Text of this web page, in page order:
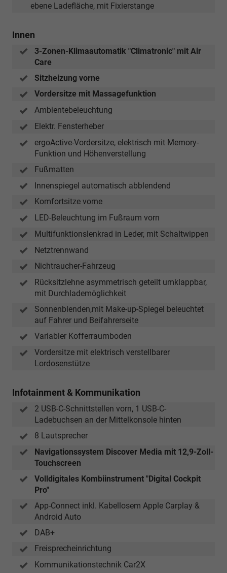
ebene Ladefläche, mit Fixierstange
Innen
3-Zonen-Klimaautomatik "Climatronic" mit Air
Care
Sitzheizung vorne
Vordersitze mit Massagefunktion
Ambientebeleuchtung
Elektr. Fensterheber
ergoActive-Vordersitze, elektrisch mit Memory-
Funktion und Höhenverstellung
Fußmatten
Innenspiegel automatisch abblendend
Komfortsitze vorne
LED-Beleuchtung im Fußraum vorn
Multifunktionslenkrad in Leder, mit Schaltwippen
Netztrennwand
Nichtraucher-Fahrzeug
Rücksitzlehne asymmetrisch geteilt umklappbar,
mit Durchlademöglichkeit
Sonnenblenden,mit Make-up-Spiegel beleuchtet
auf Fahrer und Beifahrerseite
Variabler Kofferraumboden
Vordersitze mit elektrisch verstellbarer
Lordosenstütze
Infotainment & Kommunikation
2 USB-C-Schnittstellen vorn, 1 USB-C-
Ladebuchsen an der Mittelkonsole hinten
8 Lautsprecher
Navigationssystem Discover Media mit 12,9-Zoll-
Touchscreen
Volldigitales Kombiinstrument "Digital Cockpit
Pro"
App-Connect inkl. Kabellosem Apple Carplay &
Android Auto
DAB+
Freisprecheinrichtung
Kommunikationstechnik Car2X